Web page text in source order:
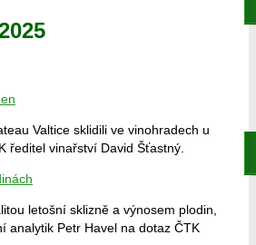
Valtice sklidili ve vinohradech u
ředitel vinařství David Šťastný.
letošní sklizně a výnosem plodin,
analytik Petr Havel na dotaz ČTK